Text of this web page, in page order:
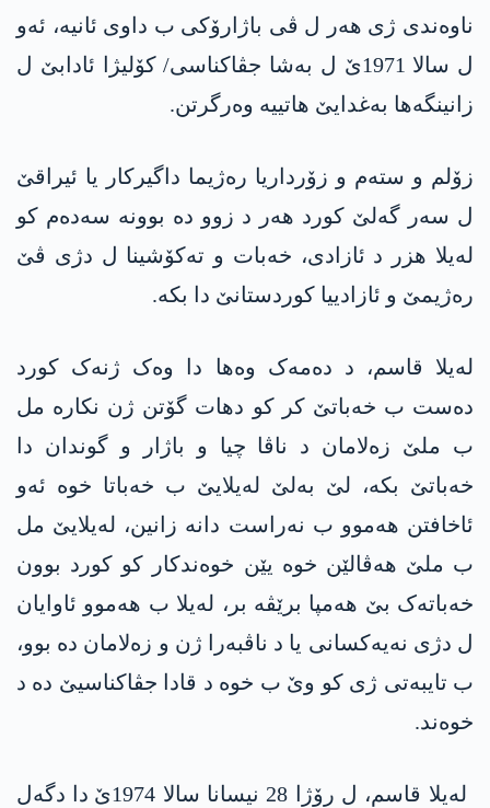
ناوەندی ژی هەر ل ڤی باژارۆکی ب داوی ئانیە، ئەو
ل سالا 1971ێ ل بەشا جڤاکناسی/ کۆلیژا ئادابێ ل
زانینگەها بەغدایێ هاتییە وەرگرتن.
زۆلم و ستەم و زۆرداریا رەژیما داگیرکار یا ئیراقێ
ل سەر گەلێ کورد هەر د زوو دە بوونە سەدەم کو
لەیلا هزر د ئازادی، خەبات و تەکۆشینا ل دژی ڤێ
رەژیمێ و ئازادییا کوردستانێ دا بکە.
لەیلا قاسم، د دەمەک وەها دا وەک ژنەک کورد
دەست ب خەباتێ کر کو دهات گۆتن ژن نکارە مل
ب ملێ زەلامان د ناڤا چیا و باژار و گوندان دا
خەباتێ بکە، لێ بەلێ لەیلایێ ب خەباتا خوە ئەو
ئاخافتن هەموو ب نەراست دانە زانین، لەیلایێ مل
ب ملێ هەڤالێن خوە یێن خوه‌ندكار کو کورد بوون
خەباتەک بێ هەمپا برێڤە بر، لەیلا ب هەموو ئاوایان
ل دژی نەیەکسانی یا د ناڤبەرا ژن و زەلامان ده‌ بوو،
ب تایبەتی ژی کو وێ ب خوە د قادا جڤاکناسیێ دە د
خوەند.
لەیلا قاسم، ل رۆژا 28 نیسانا سالا 1974ێ دا دگەل